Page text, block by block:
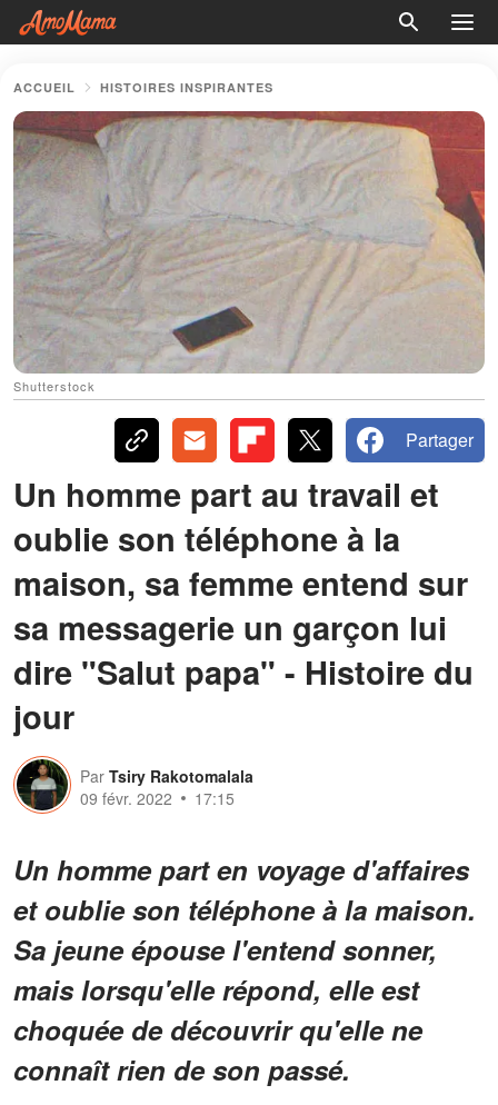
ACCUEIL HISTOIRES INSPIRANTES
Shutterstock
Partager
Un homme part au travail et
oublie son téléphone à la
maison, sa femme entend sur
sa messagerie un garçon lui
dire "Salut papa" - Histoire du
jour
Par Tsiry Rakotomalala
09 févr. 2022
17:15
Un homme part en voyage d'affaires
et oublie son téléphone à la maison.
Sa jeune épouse l'entend sonner,
mais lorsqu'elle répond, elle est
choquée de découvrir qu'elle ne
connaît rien de son passé.